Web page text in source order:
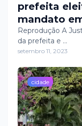
prefeita
mandato
Reprodução A
da prefeita e …
setembro 11, 2023
cidade